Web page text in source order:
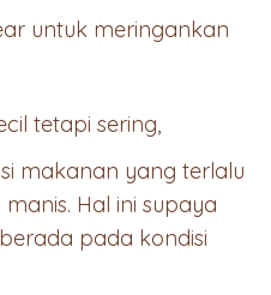
untuk meringankan
tetapi sering,
makanan yang terlalu
Hal ini supaya
pada kondisi